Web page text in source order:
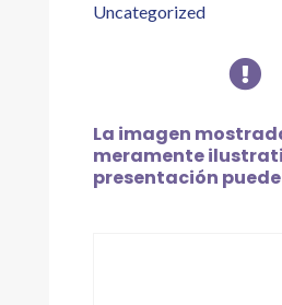
Uncategorized

La imagen
meramente
presentación